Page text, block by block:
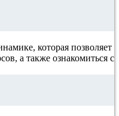
которая позволяет
а также ознакомиться с